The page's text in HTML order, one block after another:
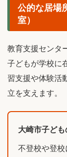
公的な居場
室）
教育支援センタ
子どもが学校に
習支援や体験活
立を支えます。
大崎市子ど
不登校や登